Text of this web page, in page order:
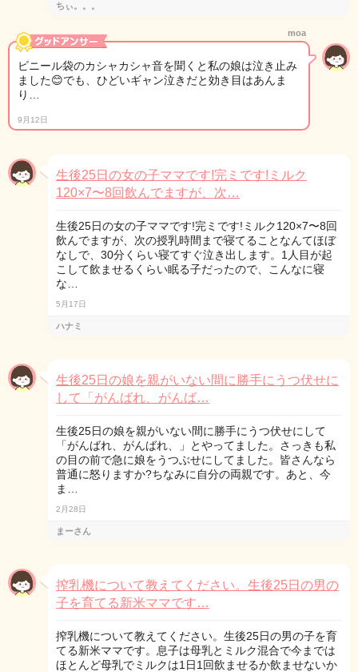
ちぃ。。。
moa
ビニール袋のカシャカシャ音を聞くと私の娘は泣き止み
ました😊でも、ひどいギャン泣きだと効き目はあんま
り…
9月12日
生後25日の女の子ママです!完ミです!ミルク
120×7〜8回飲んでますが、次…
生後25日の女の子ママです!完ミです!ミルク120×7〜8回
飲んでますが、次の授乳時間まで寝てることなんてほぼ
なしで、30分くらい寝てすぐ泣き出します。1人目が起
こして飲ませるくらい眠る子だったので、こんなに寝
な…
5月17日
ハナミ
生後25日の娘を親がいない間に勝手にうつ伏せに
して「がんばれ、がんば…
生後25日の娘を親がいない間に勝手にうつ伏せにして
「がんばれ、がんばれ、」とやってました。さっきも私
の目の前で急に娘をうつぶせにしてました。皆さんなら
普通に怒りますか?ちなみに自分の両親です。あと、今
ま…
2月28日
まーさん
搾乳機について教えてください。生後25日の男の
子を育てる新米ママです…
搾乳機について教えてください。生後25日の男の子を育
てる新米ママです。息子は母乳とミルク混合で今までは
ほとんど母乳でミルクは1日1回飲ませるか飲ませないか